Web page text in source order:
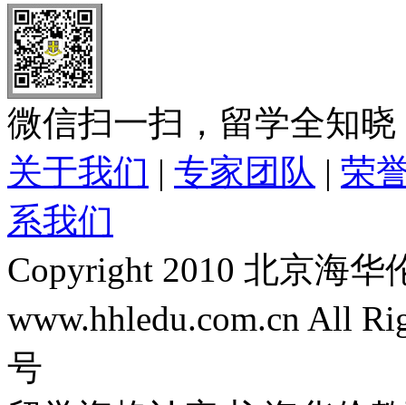
微信扫一扫，留学全知晓
关于我们 | 专家团队 | 荣
系我们
Copyright 2010 北京海
www.hhledu.com.cn All
号